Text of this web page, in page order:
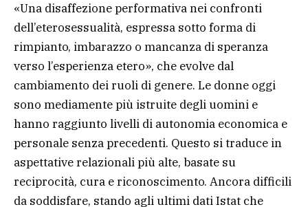
«Una disaffezione performativa nei confronti
dell’eterosessualità, espressa sotto forma di
rimpianto, imbarazzo o mancanza di speranza
verso l’esperienza etero», che evolve dal
cambiamento dei ruoli di genere. Le donne oggi
sono mediamente più istruite degli uomini e
hanno raggiunto livelli di autonomia economica e
personale senza precedenti. Questo si traduce in
aspettative relazionali più alte, basate su
reciprocità, cura e riconoscimento. Ancora difficili
da soddisfare, stando agli ultimi dati Istat che